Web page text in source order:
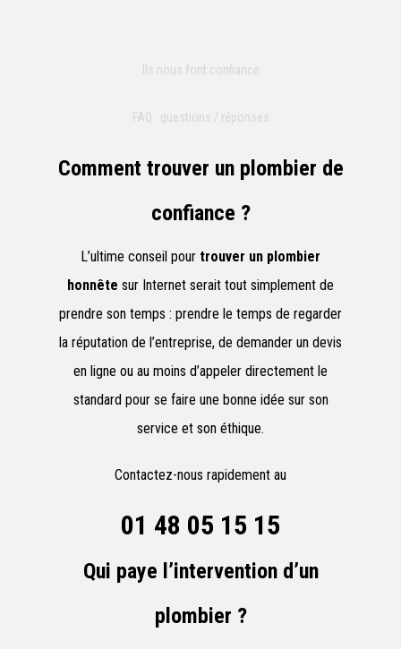
Ils nous font confiance
FAQ : questions / réponses
Comment trouver un plombier de
confiance ?
L’ultime conseil pour trouver un plombier
honnête sur Internet serait tout simplement de
prendre son temps : prendre le temps de regarder
la réputation de l’entreprise, de demander un devis
en ligne ou au moins d’appeler directement le
standard pour se faire une bonne idée sur son
service et son éthique.
Contactez-nous rapidement au
01 48 05 15 15
Qui paye l’intervention d’un
plombier ?